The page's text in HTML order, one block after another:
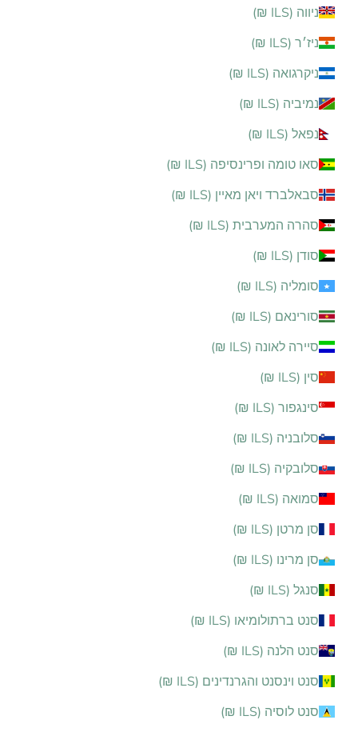
ניווה (ILS ₪)
ניז׳ר (ILS ₪)
ניקרגואה (ILS ₪)
נמיביה (ILS ₪)
נפאל (ILS ₪)
סאו טומה ופרינסיפה (ILS ₪)
סבאלברד ויאן מאיין (ILS ₪)
סהרה המערבית (ILS ₪)
סודן (ILS ₪)
סומליה (ILS ₪)
סורינאם (ILS ₪)
סיירה לאונה (ILS ₪)
סין (ILS ₪)
סינגפור (ILS ₪)
סלובניה (ILS ₪)
סלובקיה (ILS ₪)
סמואה (ILS ₪)
סן מרטן (ILS ₪)
סן מרינו (ILS ₪)
סנגל (ILS ₪)
סנט ברתולומיאו (ILS ₪)
סנט הלנה (ILS ₪)
סנט וינסנט והגרנדינים (ILS ₪)
סנט לוסיה (ILS ₪)